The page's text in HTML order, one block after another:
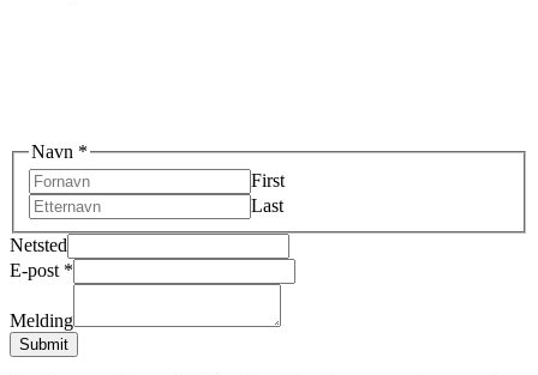
Navn *
First
Last
Netsted
E-post *
Melding
Submit